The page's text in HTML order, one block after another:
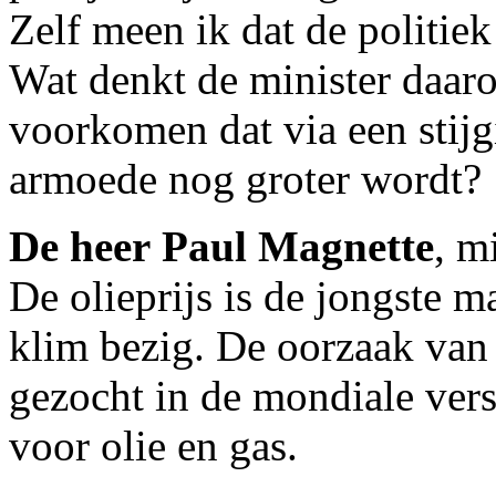
Zelf meen ik dat de
Wat denkt de minister
voorkomen dat via een
armoede nog groter wordt?
De heer Paul Magnette,
De olieprijs is de jongste
klim bezig. De oorzaak
gezocht in de mondiale
voor olie en gas.